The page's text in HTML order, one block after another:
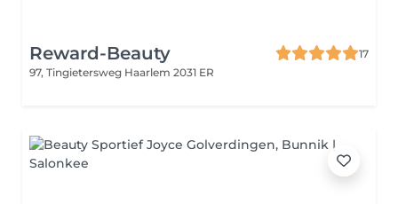
Reward-Beauty
17
97, Tingietersweg Haarlem 2031 ER